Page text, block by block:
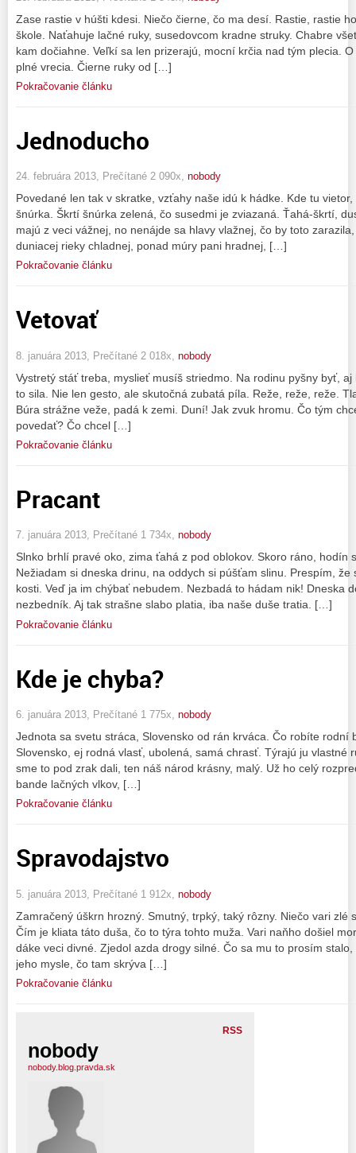
Zase rastie v húšti kdesi. Niečo čierne, čo ma desí. Rastie, rastie
škole. Naťahuje lačné ruky, susedovcom kradne struky. Chabre
kam dočiahne. Veľkí sa len prizerajú, mocní krčia nad tým plecia.
plné vrecia. Čierne ruky od […]
Pokračovanie článku
Jednoducho
24. februára 2013, Prečítané 2 090x, nobody
Povedané len tak v skratke, vzťahy naše idú k hádke. Kde tu
šnúrka. Škrtí šnúrka zelená, čo susedmi je zviazaná. Ťahá-škrtí,
majú z veci vážnej, no nenájde sa hlavy vlažnej, čo by toto
duniacej rieky chladnej, ponad múry pani hradnej, […]
Pokračovanie článku
Vetovať
8. januára 2013, Prečítané 2 018x, nobody
Vystretý stáť treba, myslieť musíš striedmo. Na rodinu pyšny byť,
to sila. Nie len gesto, ale skutočná zubatá píla. Reže, reže, reže.
Búra strážne veže, padá k zemi. Duní! Jak zvuk hromu. Čo tým
povedať? Čo chcel […]
Pokračovanie článku
Pracant
7. januára 2013, Prečítané 1 734x, nobody
Slnko brhlí pravé oko, zima ťahá z pod oblokov. Skoro ráno, hodín
Nežiadam si dneska drinu, na oddych si púšťam slinu. Prespím,
kosti. Veď ja im chýbať nebudem. Nezbadá to hádam nik! Dneska
nezbedník. Aj tak strašne slabo platia, iba naše duše tratia. […]
Pokračovanie článku
Kde je chyba?
6. januára 2013, Prečítané 1 775x, nobody
Jednota sa svetu stráca, Slovensko od rán krváca. Čo robíte rodní
Slovensko, ej rodná vlasť, ubolená, samá chrasť. Týrajú ju vlastné
sme to pod zrak dali, ten náš národ krásny, malý. Už ho celý
bande lačných vlkov, […]
Pokračovanie článku
Spravodajstvo
5. januára 2013, Prečítané 1 912x, nobody
Zamračený úškrn hrozný. Smutný, trpký, taký rôzny. Niečo vari zlé
Čím je kliata táto duša, čo to týra tohto muža. Vari naňho došiel
dáke veci divné. Zjedol azda drogy silné. Čo sa mu to prosím
jeho mysle, čo tam skrýva […]
Pokračovanie článku
RSS
nobody
nobody.blog.pravda.sk